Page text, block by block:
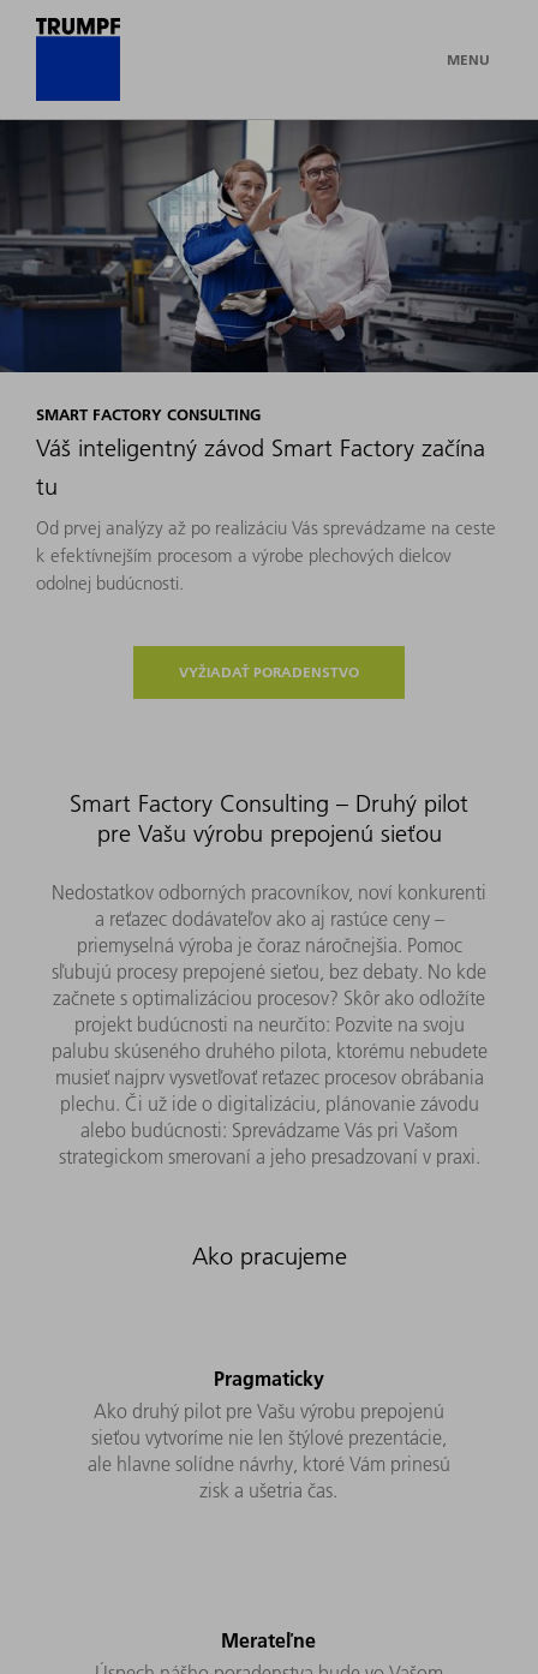
MENU
SMART FACTORY CONSULTING
Váš inteligentný závod Smart Factory začína
tu
Od prvej analýzy až po realizáciu Vás sprevádzame na ceste
k efektívnejším procesom a výrobe plechových dielcov
odolnej budúcnosti.
VYŽIADAŤ PORADENSTVO
Smart Factory Consulting – Druhý pilot
pre Vašu výrobu prepojenú sieťou
Nedostatkov odborných pracovníkov, noví konkurenti
a reťazec dodávateľov ako aj rastúce ceny –
priemyselná výroba je čoraz náročnejšia. Pomoc
sľubujú procesy prepojené sieťou, bez debaty. No kde
začnete s optimalizáciou procesov? Skôr ako odložíte
projekt budúcnosti na neurčito: Pozvite na svoju
palubu skúseného druhého pilota, ktorému nebudete
musieť najprv vysvetľovať reťazec procesov obrábania
plechu. Či už ide o digitalizáciu, plánovanie závodu
alebo budúcnosti: Sprevádzame Vás pri Vašom
strategickom smerovaní a jeho presadzovaní v praxi.
Ako pracujeme
Pragmaticky
Ako druhý pilot pre Vašu výrobu prepojenú
sieťou vytvoríme nie len štýlové prezentácie,
ale hlavne solídne návrhy, ktoré Vám prinesú
zisk a ušetria čas.
Merateľne